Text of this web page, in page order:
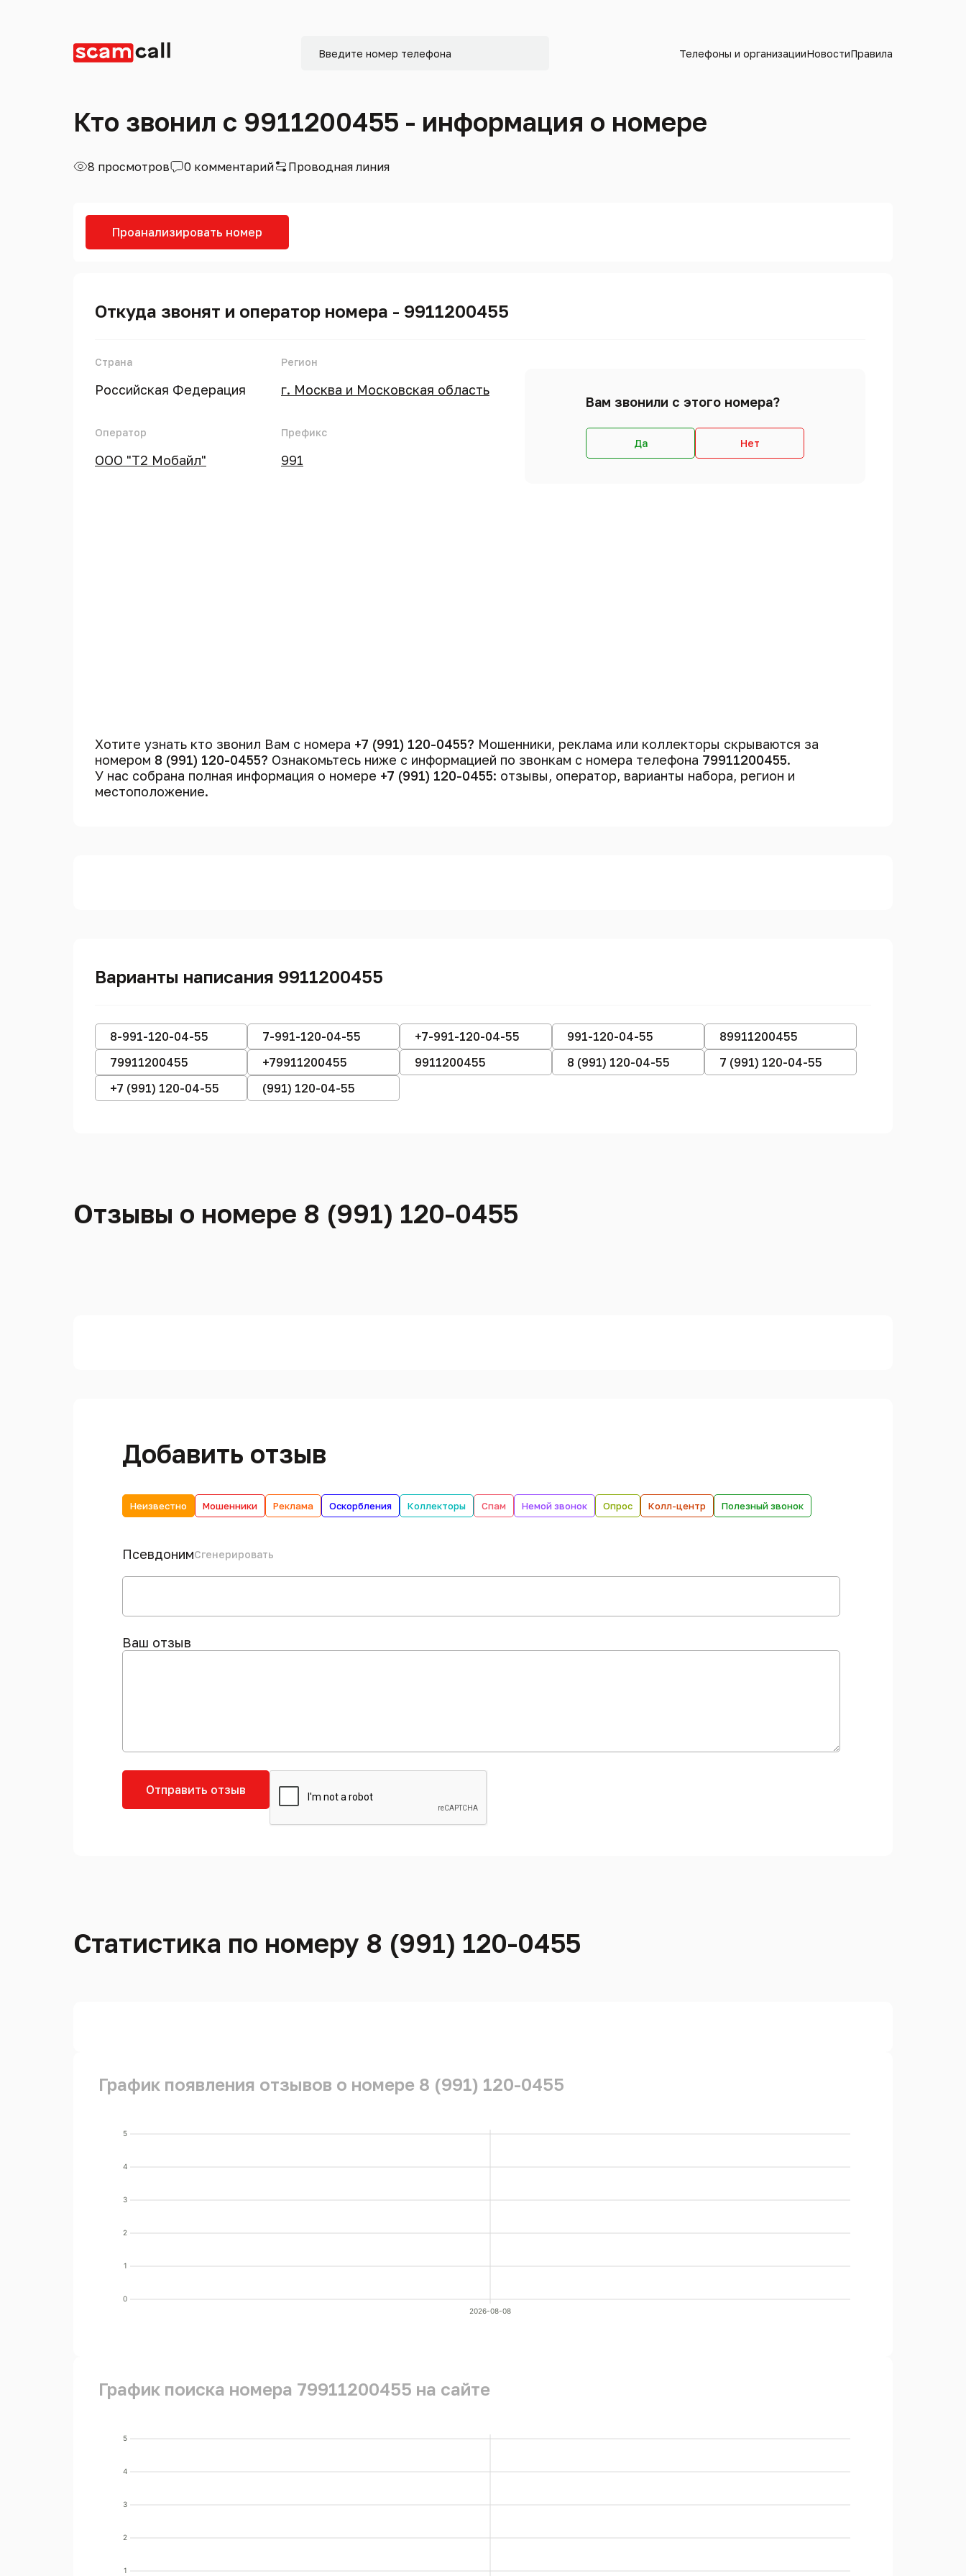
Телефоны и организацииНовостиПравила
Кто звонил с 9911200455 - информация о номере
8 просмотров 0 комментарий Проводная линия
Проанализировать номер
Откуда звонят и оператор номера - 9911200455
Страна
Российская Федерация
Оператор
ООО "Т2 Мобайл"
Регион
г. Москва и Московская область
Префикс
991
Вам звонили с этого номера?
Да Нет
Хотите узнать кто звонил Вам с номера +7 (991) 120-0455? Мошенники, реклама или коллекторы скрываются за
номером 8 (991) 120-0455? Ознакомьтесь ниже с информацией по звонкам с номера телефона 79911200455.
У нас собрана полная информация о номере +7 (991) 120-0455: отзывы, оператор, варианты набора, регион и
местоположение.
Варианты написания 9911200455
8-991-120-04-55 7-991-120-04-55 +7-991-120-04-55 991-120-04-55
89911200455
79911200455
+79911200455 9911200455 8 (991) 120-04-55
7 (991) 120-04-55
+7 (991) 120-04-55
(991) 120-04-55
Отзывы о номере 8 (991) 120-0455
Добавить отзыв
Неизвестно Мошенники Реклама Оскорбления Коллекторы Спам Немой звонок Опрос Колл-центр Полезный звонок
ПсевдонимСгенерировать
Ваш отзыв
Отправить отзыв
Статистика по номеру 8 (991) 120-0455
График появления отзывов о номере 8 (991) 120-0455
0
1
2
3
4
5
2026-08-08
График поиска номера 79911200455 на сайте
1
2
3
4
5